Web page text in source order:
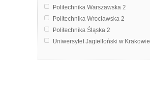
Postępowanie administracyjne
Technologie informacyjne1
Politechnika Warszawska 2
Politechnika Wrocławska 2
Politechnika Śląska 2
Uniwersytet Jagielloński w Krakowie